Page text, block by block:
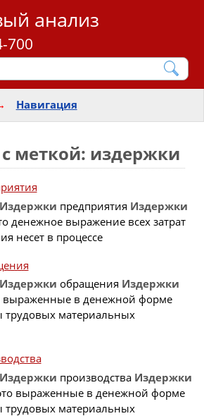
анализ
700
Навигация
меткой: издержки
Издержки предприятия Издержки
денежное выражение всех затрат
несет в процессе
Издержки обращения Издержки
выраженные в денежной форме
трудовых материальных
Издержки производства Издержки
выраженные в денежной форме
трудовых материальных